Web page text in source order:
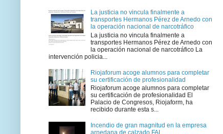
La justicia no vincula finalmente a
transportes Hermanos Pérez de Arnedo con
la operación nacional de narcotráfico
La justicia no vincula finalmente a
transportes Hermanos Pérez de Arnedo con
la operación nacional de narcotráfico La
intervención policia...
Riojaforum acoge alumnos para completar
su certificación de profesionalidad
Riojaforum acoge alumnos para completar
su certificación de profesionalidad El
Palacio de Congresos, Riojaform, ha
recibido durante esta s...
Incendio de gran magnitud en la empresa
arnedana de calzado FAL